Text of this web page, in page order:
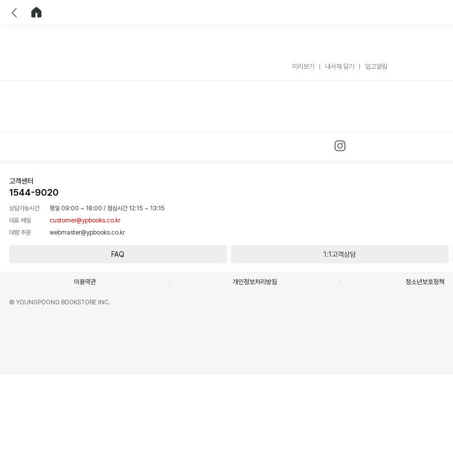
미리보기 내서재 담기 입고알림
고객센터
1544-9020
상담가능시간 평일 09:00 ~ 18:00 / 점심시간 12:15 ~ 13:15
대표 메일
customer@ypbooks.co.kr
대량 주문
webmaster@ypbooks.co.kr
FAQ 1:1고객상담
이용약관 개인정보처리방침 청소년보호정책
© YOUNGPOONG BOOKSTORE INC.